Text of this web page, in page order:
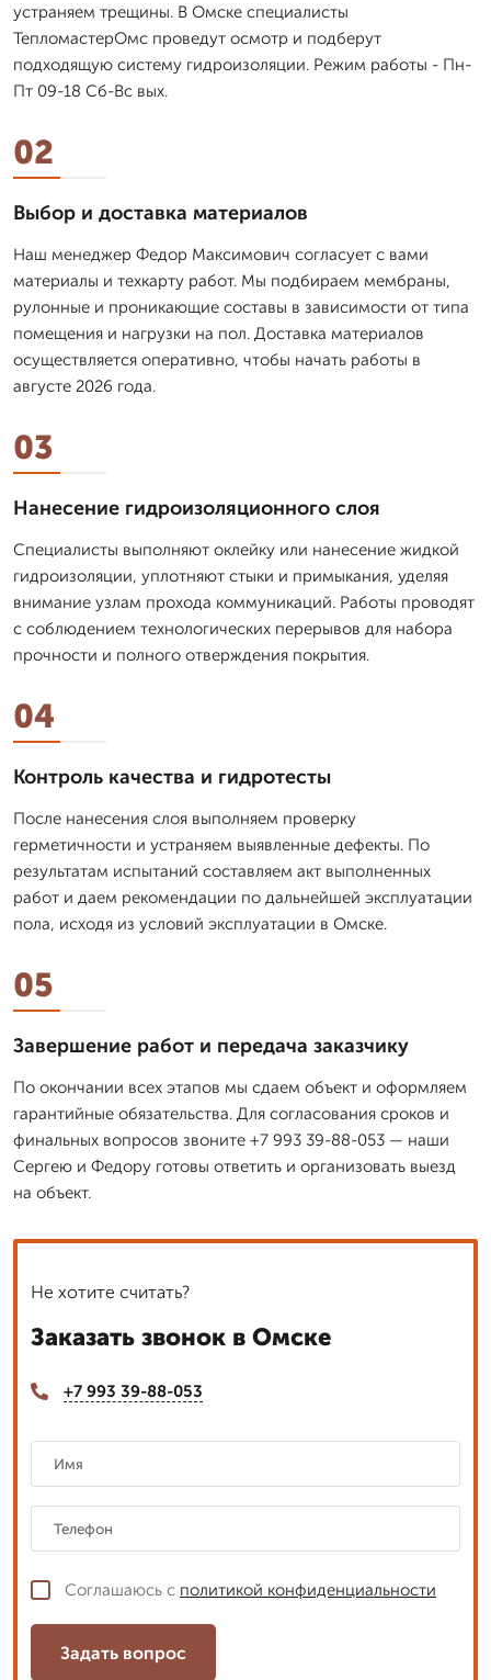
устраняем трещины. В Омске специалисты
ТепломастерОмс проведут осмотр и подберут
подходящую систему гидроизоляции. Режим работы - Пн-
Пт 09-18 Сб-Вс вых.
02
Выбор и доставка материалов
Наш менеджер Федор Максимович согласует с вами
материалы и техкарту работ. Мы подбираем мембраны,
рулонные и проникающие составы в зависимости от типа
помещения и нагрузки на пол. Доставка материалов
осуществляется оперативно, чтобы начать работы в
августе 2026 года.
03
Нанесение гидроизоляционного слоя
Специалисты выполняют оклейку или нанесение жидкой
гидроизоляции, уплотняют стыки и примыкания, уделяя
внимание узлам прохода коммуникаций. Работы проводят
с соблюдением технологических перерывов для набора
прочности и полного отверждения покрытия.
04
Контроль качества и гидротесты
После нанесения слоя выполняем проверку
герметичности и устраняем выявленные дефекты. По
результатам испытаний составляем акт выполненных
работ и даем рекомендации по дальнейшей эксплуатации
пола, исходя из условий эксплуатации в Омске.
05
Завершение работ и передача заказчику
По окончании всех этапов мы сдаем объект и оформляем
гарантийные обязательства. Для согласования сроков и
финальных вопросов звоните +7 993 39-88-053 — наши
Сергею и Федору готовы ответить и организовать выезд
на объект.
Не хотите считать?
Заказать звонок в Омске
+7 993 39-88-053
Соглашаюсь с политикой конфиденциальности
Задать вопрос